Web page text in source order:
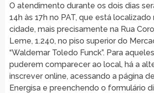
O atendimento durante os dois dias
14h às 17h no PAT, que está
cidade, mais precisamente na Rua
Leme, 1.240, no piso superior do
“Waldemar Toledo Funck”. Para
puderem comparecer ao local, há a
inscrever online, acessando a página
Energisa e preenchendo o formulário